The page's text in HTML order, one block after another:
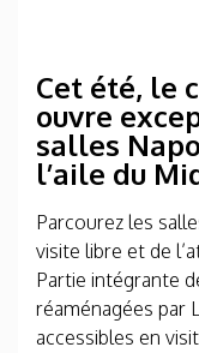
Cet été, le
ouvre
salles
l’aile du
Parcourez les
visite libre et de
Partie intégrante
réaménagées par
accessibles en